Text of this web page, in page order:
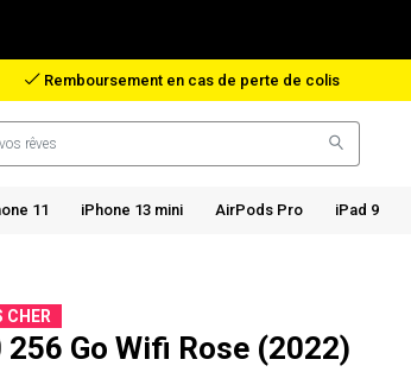
Remboursement en cas de perte de colis
11 iPhone 13 mini AirPods Pro iPad 9
CHER
256 Go Wifi Rose (2022)